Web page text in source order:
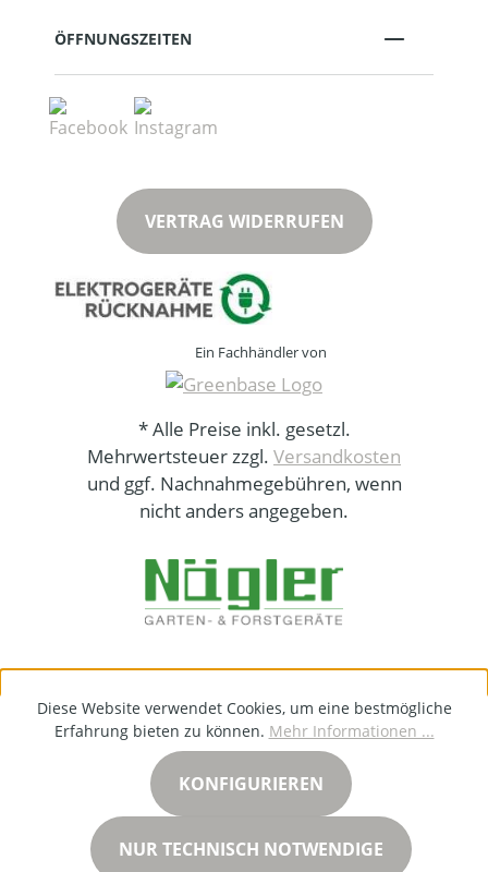
ÖFFNUNGSZEITEN
VERTRAG WIDERRUFEN
Ein Fachhändler von
* Alle Preise inkl. gesetzl.
Mehrwertsteuer zzgl. Versandkosten
und ggf. Nachnahmegebühren, wenn
nicht anders angegeben.
Diese Website verwendet Cookies, um eine bestmögliche
Erfahrung bieten zu können. Mehr Informationen ...
NUR TECHNISCH NOTWENDIGE
KONFIGURIEREN